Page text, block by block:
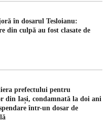
în dosarul Tesloianu:
din culpă au fost clasate de
prefectului pentru
din Iași, condamnată la doi ani
într-un dosar de